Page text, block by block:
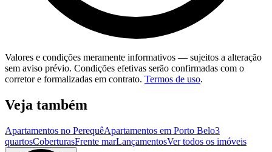
Valores e condições meramente informativos — sujeitos a alteração
sem aviso prévio. Condições efetivas serão confirmadas com o
corretor e formalizadas em contrato. Termos de uso.
Veja também
Apartamentos no PerequêApartamentos em Porto Belo3
quartosCoberturasFrente marLançamentosVer todos os imóveis